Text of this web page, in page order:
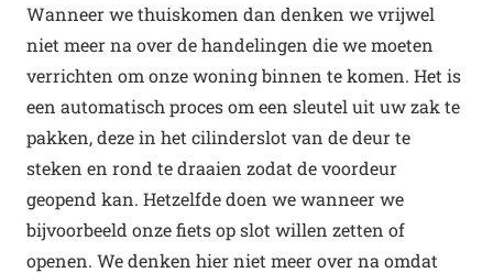
Wanneer we thuiskomen dan denken we vrijwel
niet meer na over de handelingen die we moeten
verrichten om onze woning binnen te komen. Het is
een automatisch proces om een sleutel uit uw zak te
pakken, deze in het cilinderslot van de deur te
steken en rond te draaien zodat de voordeur
geopend kan. Hetzelfde doen we wanneer we
bijvoorbeeld onze fiets op slot willen zetten of
openen. We denken hier niet meer over na omdat